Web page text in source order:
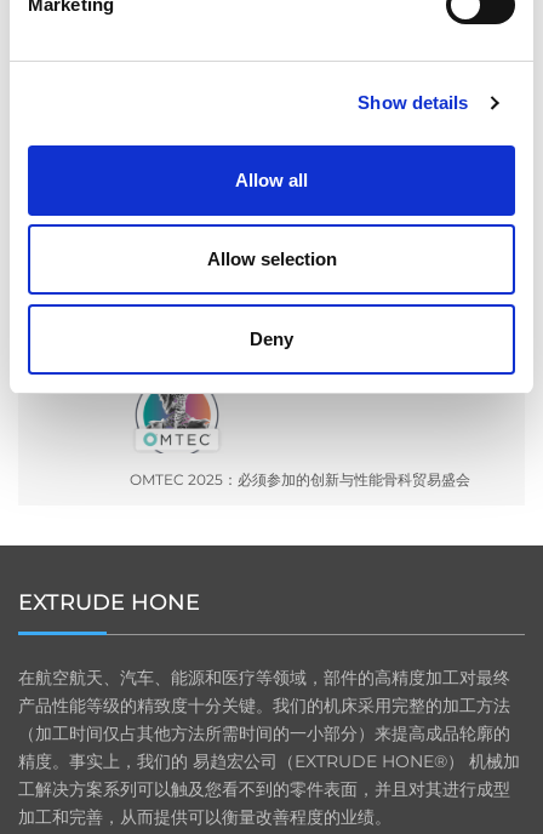
Show details
Allow all
Allow selection
Deny
航空航天业齐聚柏林
ICAM 25：涡轮机械更锐利的边缘，更强劲的引擎
OMTEC 2025：必须参加的创新与性能骨科贸易盛会
EXTRUDE HONE
在航空航天、汽车、能源和医疗等领域，部件的高精度加工对最终
产品性能等级的精致度十分关键。我们的机床采用完整的加工方法
（加工时间仅占其他方法所需时间的一小部分）来提高成品轮廓的
精度。事实上，我们的 易趋宏公司（EXTRUDE HONE®） 机械加
工解决方案系列可以触及您看不到的零件表面，并且对其进行成型
加工和完善，从而提供可以衡量改善程度的业绩。